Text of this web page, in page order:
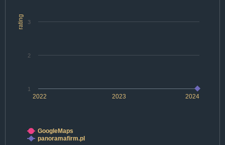
rating
2022 2023 2024
1
2
3
GoogleMaps
panoramafirm.pl